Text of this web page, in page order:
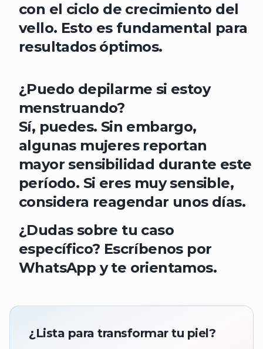
con el ciclo de crecimiento del
vello. Esto es fundamental para
resultados óptimos.
¿Puedo depilarme si estoy
menstruando?
Sí, puedes. Sin embargo,
algunas mujeres reportan
mayor sensibilidad durante este
período. Si eres muy sensible,
considera reagendar unos días.
¿Dudas sobre tu caso
específico? Escríbenos por
WhatsApp y te orientamos.
¿Lista para transformar tu piel?